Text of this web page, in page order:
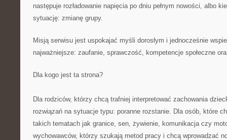
następuje rozładowanie napięcia po dniu pełnym nowości, albo
sytuację: zmianę grupy.
Misją serwisu jest uspokajać myśli dorosłym i jednocześnie
najważniejsze: zaufanie, sprawczość, kompetencje społeczne
Dla kogo jest ta strona?
Dla rodziców, którzy chcą trafniej interpretować zachowania
rozwiązań na sytuacje typu: poranne rozstanie. Dla osób, które
takich tematach jak granice, sen, żywienie, komunikacja czy
wychowawców, którzy szukają metod pracy i chcą wprowadzać